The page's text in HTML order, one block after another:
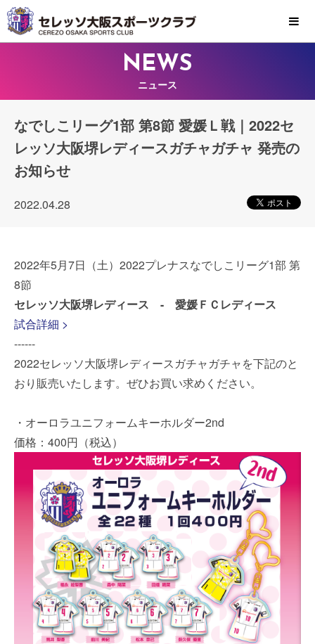
MENU
NEWS
ニュース
なでしこリーグ1部 第8節 愛媛Ｌ戦｜2022セ
レッソ大阪堺レディースガチャガチャ 発売の
お知らせ
2022.04.28
2022年5月7日（土）2022プレナスなでしこリーグ1部 第
8節
セレッソ大阪堺レディース - 愛媛ＦＣレディース
試合詳細 >
------
2022セレッソ大阪堺レディースガチャガチャを下記のと
おり販売いたします。ぜひお買い求めください。
・オーロラユニフォームキーホルダー2nd
価格：400円（税込）